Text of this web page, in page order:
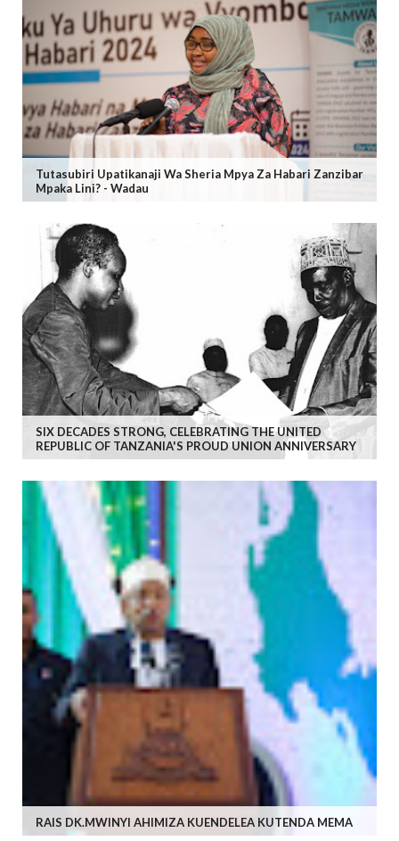
Tutasubiri Upatikanaji Wa Sheria Mpya Za Habari Zanzibar
Mpaka Lini? - Wadau
SIX DECADES STRONG, CELEBRATING THE UNITED
REPUBLIC OF TANZANIA'S PROUD UNION ANNIVERSARY
RAIS DK.MWINYI AHIMIZA KUENDELEA KUTENDA MEMA